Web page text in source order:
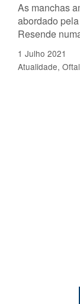
As manchas
abordado
Resende
1 Julho 2021
Atualidade